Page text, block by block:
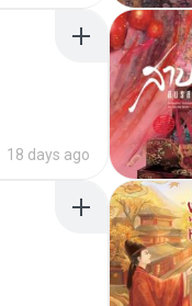
18 days ago